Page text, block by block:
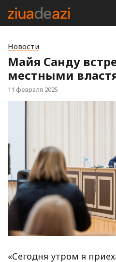
Новости
Майя Санду
местными
11 февраля 2025
«Сегодня утром я